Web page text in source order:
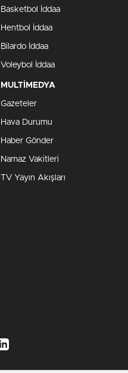
Basketbol İddaa
Hentbol İddaa
Bilardo İddaa
Voleybol İddaa
MULTİMEDYA
Gazeteler
Hava Durumu
Haber Gönder
Namaz Vakitleri
TV Yayın Akışları